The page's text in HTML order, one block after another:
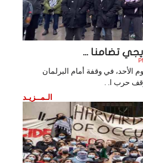
تضامنا ...
الأحد، في وقفة أمام البرلمان
حرب ا. .
الـمــزيـد